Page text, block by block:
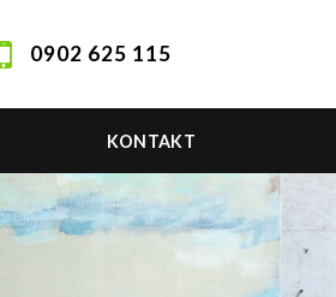
0902 625 115
KONTAKT